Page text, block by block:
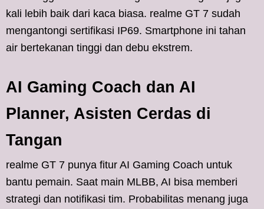
kali lebih baik dari kaca biasa. realme GT 7 sudah
mengantongi sertifikasi IP69. Smartphone ini tahan
air bertekanan tinggi dan debu ekstrem.
AI Gaming Coach dan AI
Planner, Asisten Cerdas di
Tangan
realme GT 7 punya fitur AI Gaming Coach untuk
bantu pemain. Saat main MLBB, AI bisa memberi
strategi dan notifikasi tim. Probabilitas menang juga